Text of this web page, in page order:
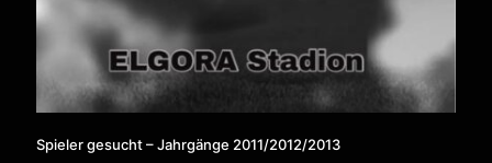
Spieler gesucht – Jahrgänge 2011/2012/2013